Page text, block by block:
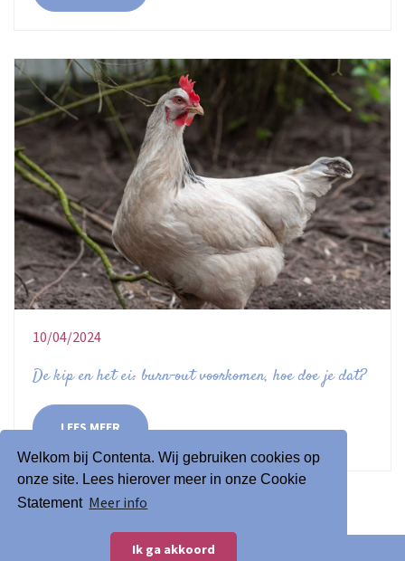
Welkom bij Contenta. Wij gebruiken cookies op
onze site. Lees hierover meer in onze Cookie
Statement Meer info
Ik ga akkoord
10/04/2024
De kip en het ei: burn-out voorkomen, hoe doe je dat?
LEES MEER
© 2026 Contenta Algemene voorwaarden